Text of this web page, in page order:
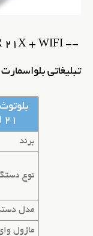
تبلیغاتی بلواسمارت 21 ارتباط همزمان با قابلیت وای فای
21 ارتباطه با قابلیت وای فای
برند
نوع
مدل
ماژول